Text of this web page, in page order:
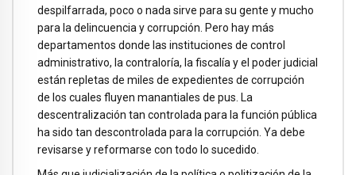
despilfarrada, poco o nada sirve para su gente y mucho
para la delincuencia y corrupción. Pero hay más
departamentos donde las instituciones de control
administrativo, la contraloría, la fiscalía y el poder judicial
están repletas de miles de expedientes de corrupción
de los cuales fluyen manantiales de pus. La
descentralización tan controlada para la función pública
ha sido tan descontrolada para la corrupción. Ya debe
revisarse y reformarse con todo lo sucedido.